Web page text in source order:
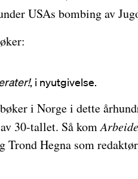
USAs bombing av
, i nyutgivelse.
i Norge i dette
30-tallet. Så kom
Trond Hegna som